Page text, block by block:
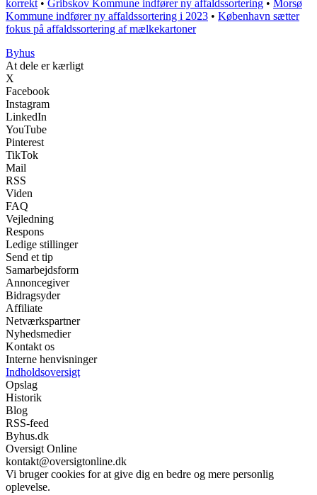
korrekt • Gribskov Kommune indfører ny affaldssortering • Morsø
Kommune indfører ny affaldssortering i 2023 • København sætter
fokus på affaldssortering af mælkekartoner
Byhus
At dele er kærligt
X
Facebook
Instagram
LinkedIn
YouTube
Pinterest
TikTok
Mail
RSS
Viden
FAQ
Vejledning
Respons
Ledige stillinger
Send et tip
Samarbejdsform
Annoncegiver
Bidragsyder
Affiliate
Netværkspartner
Nyhedsmedier
Kontakt os
Interne henvisninger
Indholdsoversigt
Opslag
Historik
Blog
RSS-feed
Byhus.dk
Oversigt Online
kontakt@oversigtonline.dk
Vi bruger cookies for at give dig en bedre og mere personlig
oplevelse.